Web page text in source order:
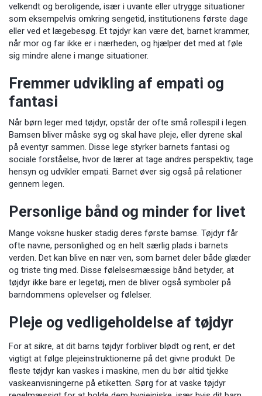
velkendt og beroligende, især i uvante eller utrygge situationer
som eksempelvis omkring sengetid, institutionens første dage
eller ved et lægebesøg. Et tøjdyr kan være det, barnet krammer,
når mor og far ikke er i nærheden, og hjælper det med at føle
sig mindre alene i mange situationer.
Fremmer udvikling af empati og
fantasi
Når børn leger med tøjdyr, opstår der ofte små rollespil i legen.
Bamsen bliver måske syg og skal have pleje, eller dyrene skal
på eventyr sammen. Disse lege styrker barnets fantasi og
sociale forståelse, hvor de lærer at tage andres perspektiv, tage
hensyn og udvikler empati. Barnet øver sig også på relationer
gennem legen.
Personlige bånd og minder for livet
Mange voksne husker stadig deres første bamse. Tøjdyr får
ofte navne, personlighed og en helt særlig plads i barnets
verden. Det kan blive en nær ven, som barnet deler både glæder
og triste ting med. Disse følelsesmæssige bånd betyder, at
tøjdyr ikke bare er legetøj, men de bliver også symboler på
barndommens oplevelser og følelser.
Pleje og vedligeholdelse af tøjdyr
For at sikre, at dit barns tøjdyr forbliver blødt og rent, er det
vigtigt at følge plejeinstruktionerne på det givne produkt. De
fleste tøjdyr kan vaskes i maskine, men du bør altid tjekke
vaskeanvisningerne på etiketten. Sørg for at vaske tøjdyr